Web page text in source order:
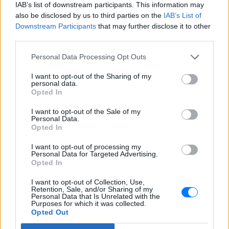
IAB’s list of downstream participants. This information may
also be disclosed by us to third parties on the IAB’s List of
Downstream Participants that may further disclose it to other
Personal Data Processing Opt Outs
I want to opt-out of the Sharing of my
personal data.
Opted In
I want to opt-out of the Sale of my
Personal Data.
Opted In
I want to opt-out of processing my
Personal Data for Targeted Advertising.
Opted In
I want to opt-out of Collection, Use,
Retention, Sale, and/or Sharing of my
Personal Data that Is Unrelated with the
Purposes for which it was collected.
Opted Out
Νέα λεωφόρος στον Βοτανικό:
Πόσες λωρίδες θα έχει και
πότε παραδίδεται
ΣΉΜΕΡΑ
Η Λεωφόρος Προφήτη Δανιήλ, που
Ανάπλασης, αποτελεί μέρος ενός νέου
οδικού δικτύου 8 χιλιομέτρων και
Ισραηλινό ΥΠΕΞ προς τουρίστες στην Ελλάδα:
«Κρύψτε ότι είστε Ισραηλινοί» λόγω
διαδηλώσεων